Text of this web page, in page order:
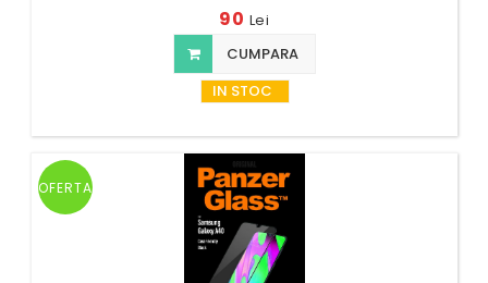
90 Lei
CUMPARA
IN STOC
OFERTA